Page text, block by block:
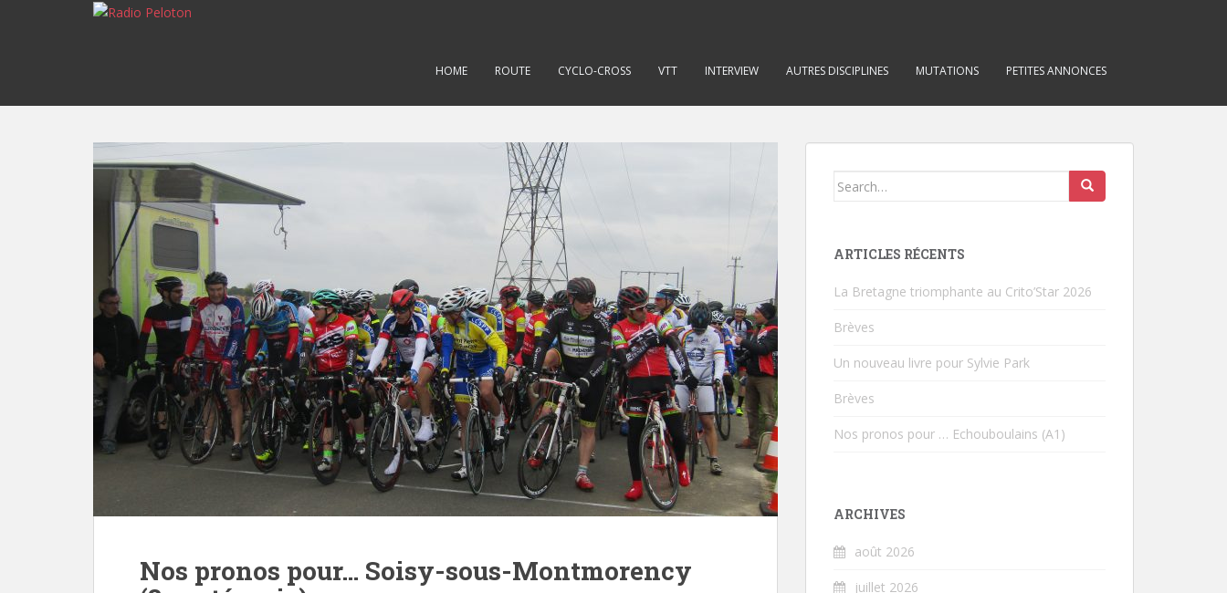
HOME ROUTE CYCLO-CROSS VTT INTERVIEW AUTRES DISCIPLINES MUTATIONS PETITES ANNONCES
Nos pronos pour… Soisy-sous-Montmorency
Search for:
ARTICLES RÉCENTS
La Bretagne triomphante au Crito’Star 2026
Brèves
Un nouveau livre pour Sylvie Park
Brèves
Nos pronos pour … Echouboulains (A1)
ARCHIVES
août 2026
juillet 2026